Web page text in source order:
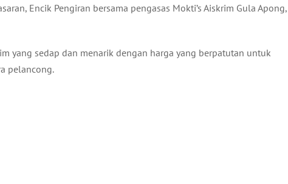
Encik Pengiran bersama pengasas Mokti’s Aiskrim Gula Apong,
yang sedap dan menarik dengan harga yang berpatutan untuk
pelancong.